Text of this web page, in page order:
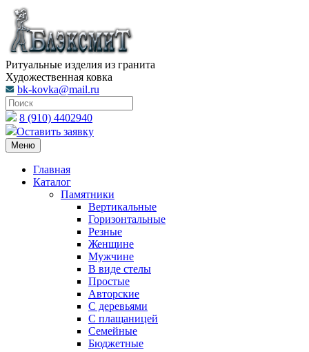
Ритуальные изделия из гранита
Художественная ковка
bk-kovka@mail.ru
8 (910) 4402940
Оставить заявку
Меню
Главная
Каталог
Памятники
Вертикальные
Горизонтальные
Резные
Женщине
Мужчине
В виде стелы
Простые
Авторские
С деревьями
С плащаницей
Семейные
Бюджетные